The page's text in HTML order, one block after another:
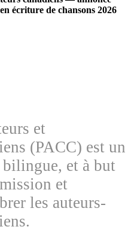
écriture de chansons 2026
et
(PACC) est un
et à but
et
les auteurs-